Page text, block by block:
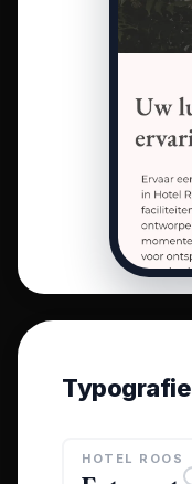
Typografie
HOTEL ROOS